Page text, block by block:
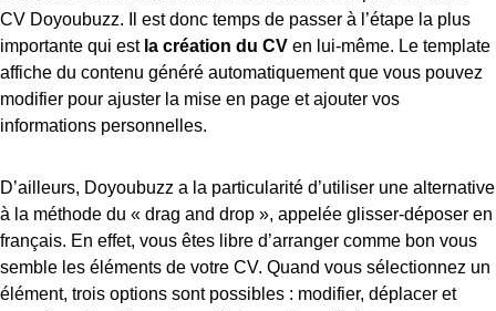
CV Doyoubuzz. Il est donc temps de passer à l’étape la plus
importante qui est la création du CV en lui-même. Le template
affiche du contenu généré automatiquement que vous pouvez
modifier pour ajuster la mise en page et ajouter vos
informations personnelles.
D’ailleurs, Doyoubuzz a la particularité d’utiliser une alternative
à la méthode du « drag and drop », appelée glisser-déposer en
français. En effet, vous êtes libre d’arranger comme bon vous
semble les éléments de votre CV. Quand vous sélectionnez un
élément, trois options sont possibles : modifier, déplacer et